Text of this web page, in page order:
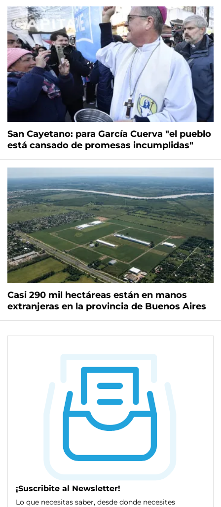
San Cayetano: para García Cuerva "el pueblo
está cansado de promesas incumplidas"
Casi 290 mil hectáreas están en manos
extranjeras en la provincia de Buenos Aires
¡Suscribite al Newsletter!
Lo que necesitas saber, desde donde necesites